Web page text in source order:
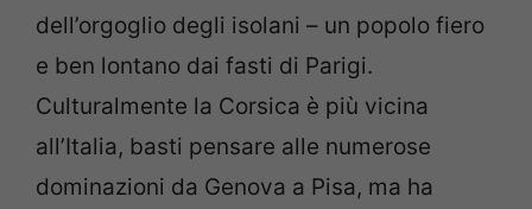
dell’orgoglio degli isolani – un popolo fiero
e ben lontano dai fasti di Parigi.
Culturalmente la Corsica è più vicina
all’Italia, basti pensare alle numerose
dominazioni da Genova a Pisa, ma ha